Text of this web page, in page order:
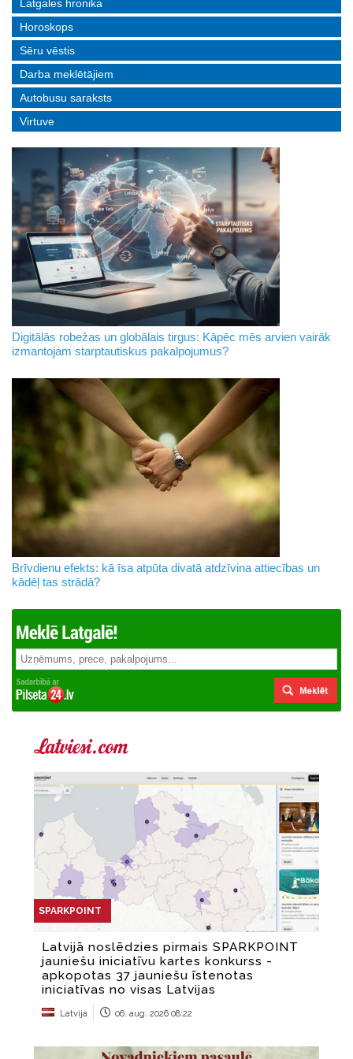
Latgales hronika
Horoskops
Sēru vēstis
Darba meklētājiem
Autobusu saraksts
Virtuve
Digitālās robežas un globālais tirgus: Kāpēc mēs arvien vairāk
izmantojam starptautiskus pakalpojumus?
Brīvdienu efekts: kā īsa atpūta divatā atdzīvina attiecības un
kādēļ tas strādā?